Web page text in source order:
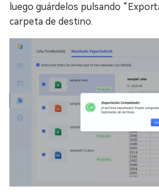
luego guárdelos pulsando
carpeta de destino.